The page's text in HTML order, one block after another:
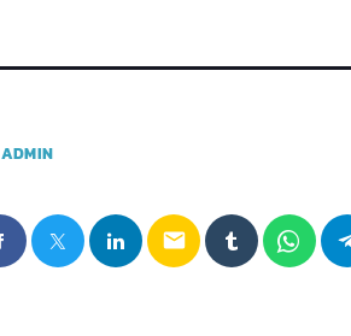
ADMIN
email